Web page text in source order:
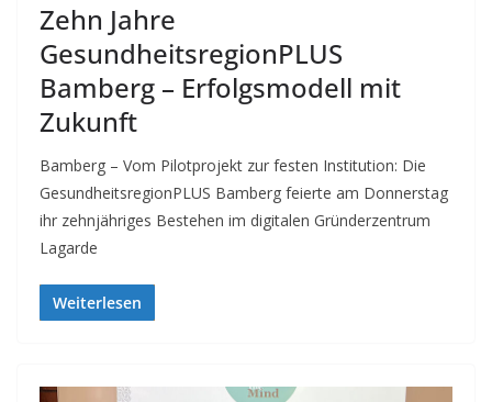
Zehn Jahre
GesundheitsregionPLUS
Bamberg – Erfolgsmodell mit
Zukunft
Bamberg – Vom Pilotprojekt zur festen Institution: Die
GesundheitsregionPLUS Bamberg feierte am Donnerstag
ihr zehnjähriges Bestehen im digitalen Gründerzentrum
Lagarde
Weiterlesen